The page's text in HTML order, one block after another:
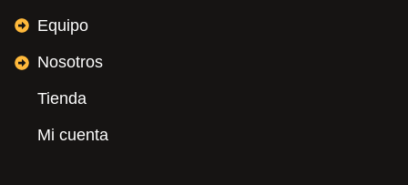
Equipo
Nosotros
Tienda
Mi cuenta